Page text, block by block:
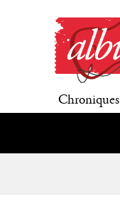
Chroniques